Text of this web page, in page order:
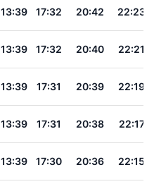
13:39 17:32 20:42 22:23
13:39 17:32 20:40 22:21
13:39 17:31 20:39 22:19
13:39 17:31 20:38 22:17
13:39 17:30 20:36 22:15